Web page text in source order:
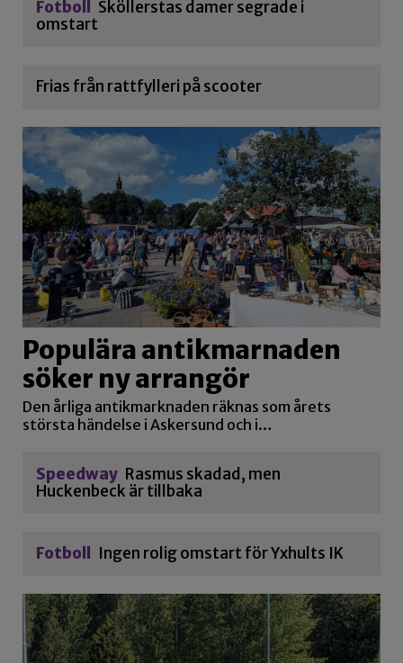
Fotboll Sköllerstas damer segrade i
omstart
Frias från rattfylleri på scooter
Populära antikmarnaden
söker ny arrangör
Den årliga antikmarknaden räknas som årets
största händelse i Askersund och i…
Speedway Rasmus skadad, men
Huckenbeck är tillbaka
Fotboll Ingen rolig omstart för Yxhults IK